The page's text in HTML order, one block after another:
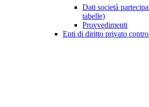
Dati società
tabelle)
Provvedimenti
Enti di diritto privato